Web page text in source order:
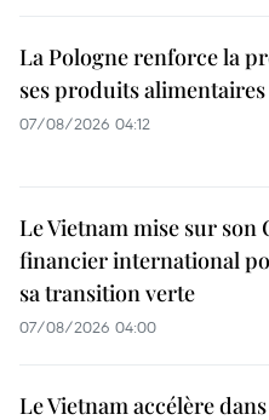
La Pologne renforce la
ses produits
07/08/2026 04:12
Le Vietnam mise sur son
financier international
sa transition verte
07/08/2026 04:00
Le Vietnam accélère